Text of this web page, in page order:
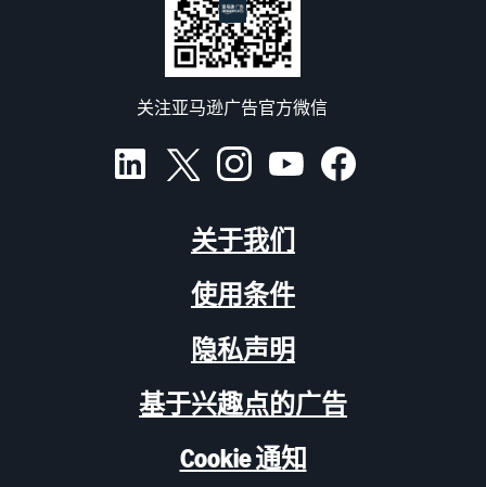
关注亚马逊广告官方微信
关于我们
使用条件
隐私声明
基于兴趣点的广告
Cookie 通知